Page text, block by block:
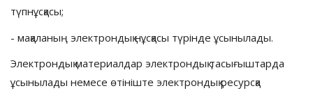
түпнұсқасы;
- мақаланың электрондық нұсқасы түрінде ұсынылады.
Электрондық материалдар электрондық тасығыштарда
ұсынылады немесе өтініште электрондық ресурсқа